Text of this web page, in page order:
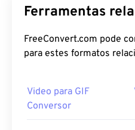
Ferramentas
FreeConvert.com pode
para estes formatos
Video para GIF
Conversor